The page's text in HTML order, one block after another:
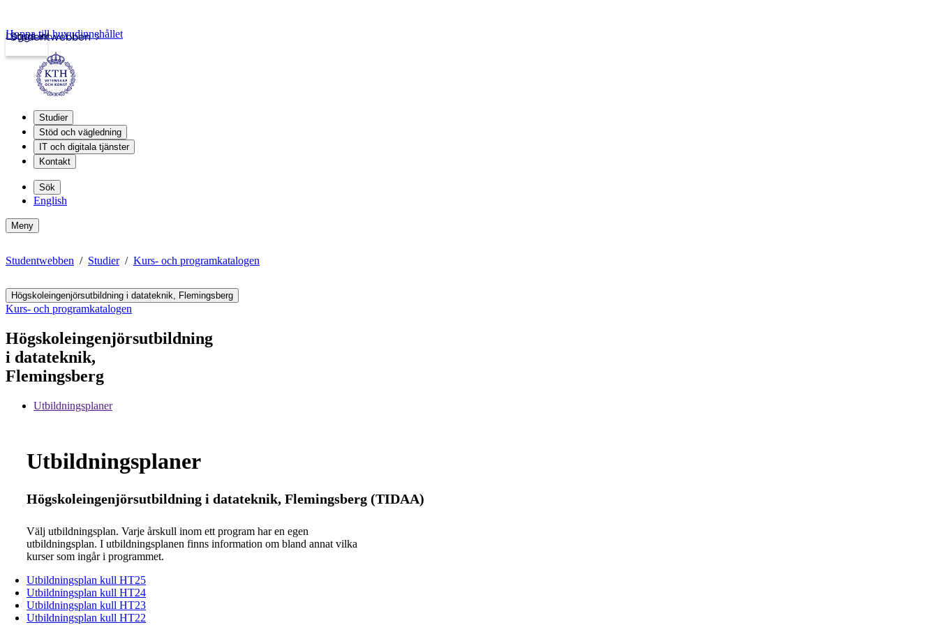
Studentwebben
Logga in
Hoppa till huvudinnehållet
Studier
Stöd och vägledning
IT och digitala tjänster
Kontakt
Sök
English
Meny
Studentwebben Studier Kurs- och programkatalogen
Högskoleingenjörsutbildning i datateknik, Flemingsberg
Kurs- och programkatalogen
Högskoleingenjörsutbildning
i datateknik,
Flemingsberg
Utbildningsplaner
Utbildningsplaner
Högskoleingenjörsutbildning i datateknik, Flemingsberg (TIDAA)
Välj utbildningsplan. Varje årskull inom ett program har en egen
utbildningsplan. I utbildningsplanen finns information om bland annat vilka
kurser som ingår i programmet.
Utbildningsplan kull HT25
Utbildningsplan kull HT24
Utbildningsplan kull HT23
Utbildningsplan kull HT22